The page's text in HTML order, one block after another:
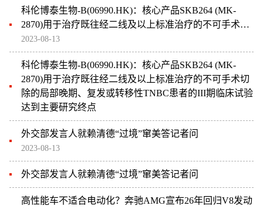
科伦博泰生物-B(06990.HK)：核心产品SKB264 (MK-
2870)用于治疗既往经二线及以上标准治疗的不可手术切
除的局部晚期、复发或转移性TNBC患者的III期临床试验
达到主要研究终点
2023-08-13
科伦博泰生物-B(06990.HK)：核心产品SKB264 (MK-
2870)用于治疗既往经二线及以上标准治疗的不可手术切
除的局部晚期、复发或转移性TNBC患者的III期临床试验
达到主要研究终点
外交部发言人就赖清德“过境”窜美答记者问
2023-08-13
外交部发言人就赖清德“过境”窜美答记者问
高性能车不适合电动化？奔驰AMG宣布26年回归V8发动